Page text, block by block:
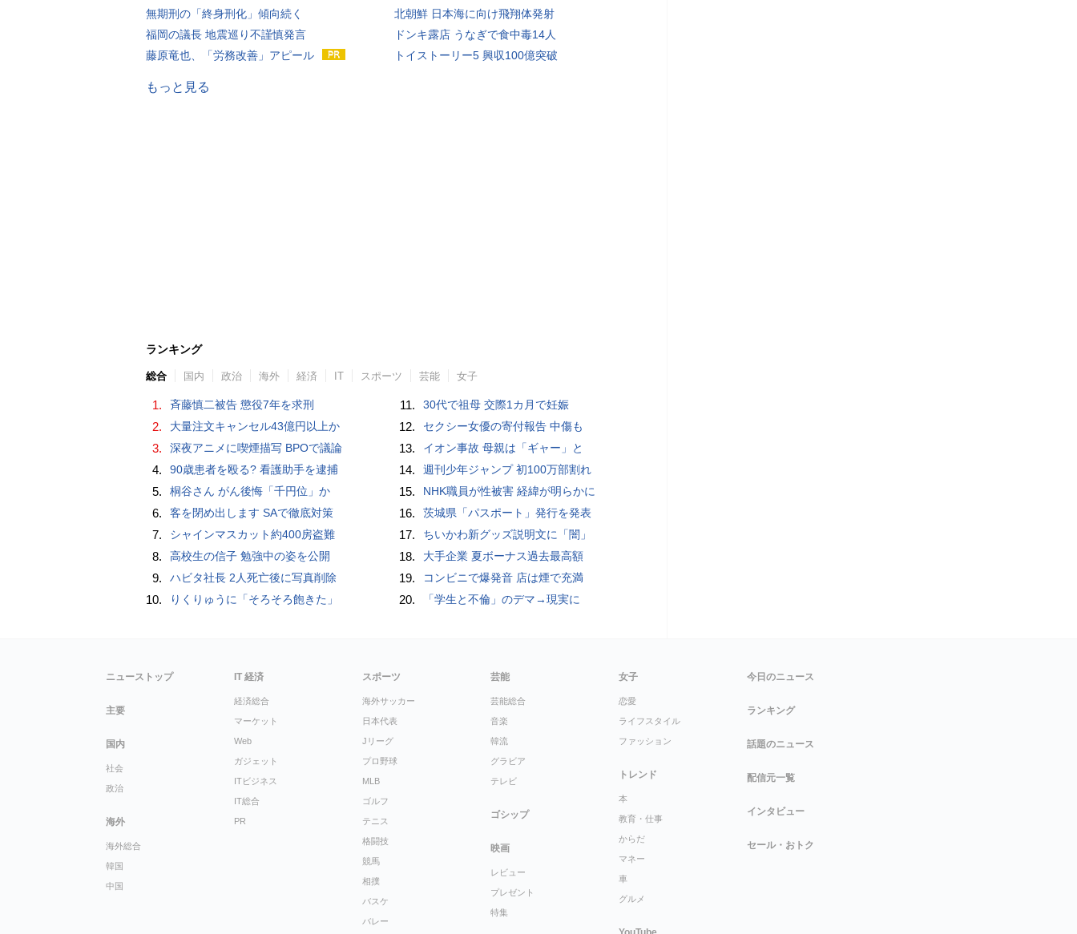
無期刑の「終身刑化」傾向続く
福岡の議長 地震巡り不謹慎発言
藤原竜也、「労務改善」アピール
北朝鮮 日本海に向け飛翔体発射
ドンキ露店 うなぎで食中毒14人
トイストーリー5 興収100億突破
もっと見る
ランキング
総合 国内 政治 海外 経済 IT スポーツ 芸能 女子
1. 斉藤慎二被告 懲役7年を求刑
2. 大量注文キャンセル43億円以上か
3. 深夜アニメに喫煙描写 BPOで議論
4. 90歳患者を殴る? 看護助手を逮捕
5. 桐谷さん がん後悔「千円位」か
6. 客を閉め出します SAで徹底対策
7. シャインマスカット約400房盗難
8. 高校生の信子 勉強中の姿を公開
9. ハビタ社長 2人死亡後に写真削除
10. りくりゅうに「そろそろ飽きた」
11. 30代で祖母 交際1カ月で妊娠
12. セクシー女優の寄付報告 中傷も
13. イオン事故 母親は「ギャー」と
14. 週刊少年ジャンプ 初100万部割れ
15. NHK職員が性被害 経緯が明らかに
16. 茨城県「パスポート」発行を発表
17. ちいかわ新グッズ説明文に「闇」
18. 大手企業 夏ボーナス過去最高額
19. コンビニで爆発音 店は煙で充満
20. 「学生と不倫」のデマ→現実に
ニューストップ
主要
国内
社会
政治
海外
海外総合
韓国
中国
IT 経済
経済総合
マーケット
Web
ガジェット
ITビジネス
IT総合
PR
スポーツ
海外サッカー
日本代表
Jリーグ
プロ野球
MLB
ゴルフ
テニス
格闘技
競馬
相撲
バスケ
バレー
芸能
芸能総合
音楽
韓流
グラビア
テレビ
ゴシップ
映画
レビュー
プレゼント
特集
女子
恋愛
ライフスタイル
ファッション
トレンド
本
教育・仕事
からだ
マネー
車
グルメ
今日のニュース
ランキング
話題のニュース
配信元一覧
インタビュー
セール・おトク